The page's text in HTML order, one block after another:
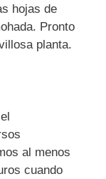
hojas de
Pronto
planta.
al menos
cuando